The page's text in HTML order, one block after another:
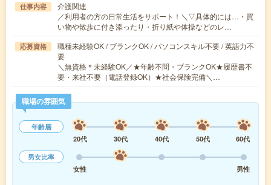
仕事内容
介護関連
／利用者の方の日常生活をサポート！＼▽具体的には…・買
い物や散歩に付き添ったり・折り紙や体操などのレ…
応募資格
職種未経験OK / ブランクOK / パソコンスキル不要 / 英語力不
要
＼無資格＊未経験OK／★年齢不問・ブランクOK★履歴書不
要・来社不要（電話登録OK）★社会保険完備＼…
職場の雰囲気
年齢層
20代
30代 40代 50代
60代
男女比率
女性
男性